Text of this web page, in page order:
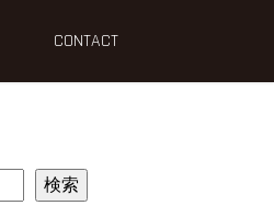
CONTACT
検索